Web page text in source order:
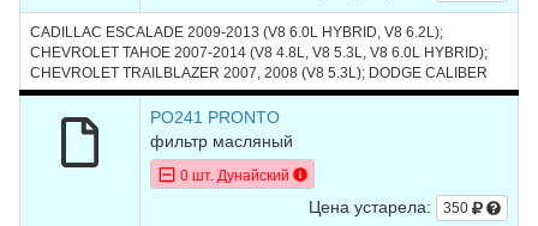
CADILLAC ESCALADE 2009-2013 (V8 6.0L HYBRID, V8 6.2L);
CHEVROLET TAHOE 2007-2014 (V8 4.8L, V8 5.3L, V8 6.0L HYBRID);
CHEVROLET TRAILBLAZER 2007, 2008 (V8 5.3L); DODGE CALIBER
2007-2010 (L4 1.8L, L4 2.0L, L4 2.4L, L4 2.4L TURBO); DODGE NITRO
2009, 2010 (V6 4.0L); HUMMER H2 2007-2009 (V8 6.0L, V8 6.2L);
HUMMER H3 2008-2010 (V8 5.3L); SATURN VUE 2008, 2009 (V6 3.6L)
PO241 PRONTO
фильтр масляный
0 шт. Дунайский
Цена устарела: 350